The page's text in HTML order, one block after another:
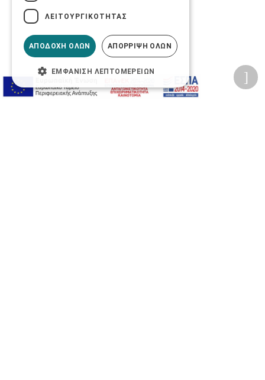
ΛΕΙΤΟΥΡΓΙΚΌΤΗΤΑΣ
ΑΠΟΔΟΧΉ ΌΛΩΝ ΑΠΌΡΡΙΨΗ ΌΛΩΝ
ΕΜΦΆΝΙΣΗ ΛΕΠΤΟΜΕΡΕΙΏΝ